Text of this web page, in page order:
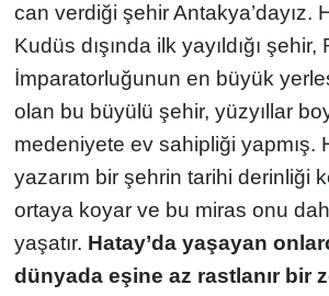
can verdiği şehir Antakya’dayız.
Kudüs dışında ilk yayıldığı şehir,
İmparatorluğunun en büyük
olan bu büyülü şehir, yüzyıllar
medeniyete ev sahipliği yapmış.
yazarım bir şehrin tarihi derinliği
ortaya koyar ve bu miras onu
yaşatır. Hatay’da yaşayan
dünyada eşine az rastlanır bir
TEKNOLOJİ
Yaşam
YEREL POLİTİKA
YEREL YÖNETİMLER
Yurt